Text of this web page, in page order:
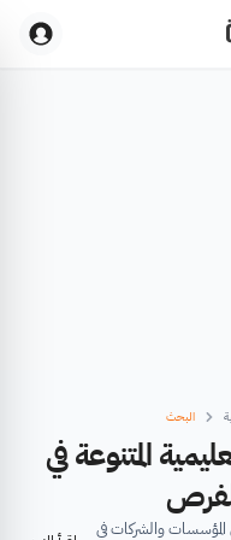
البحث
المتنوعة في
والشركات في